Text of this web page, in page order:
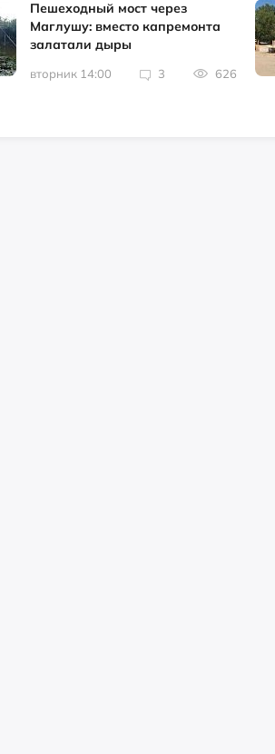
Пешеходный мост через
Маглушу: вместо капремонта
залатали дыры
вторник 14:00 3 626